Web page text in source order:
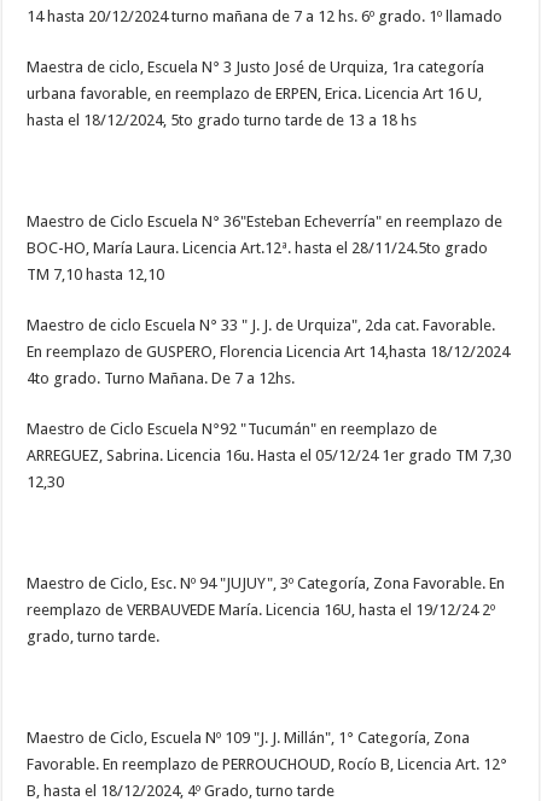
14 hasta 20/12/2024 turno mañana de 7 a 12 hs. 6º grado. 1º llamado
Maestra de ciclo, Escuela N° 3 Justo José de Urquiza, 1ra categoría
urbana favorable, en reemplazo de ERPEN, Erica. Licencia Art 16 U,
hasta el 18/12/2024, 5to grado turno tarde de 13 a 18 hs
Maestro de Ciclo Escuela N° 36"Esteban Echeverría" en reemplazo de
BOC-HO, María Laura. Licencia Art.12ª. hasta el 28/11/24.5to grado
TM 7,10 hasta 12,10
Maestro de ciclo Escuela N° 33 " J. J. de Urquiza", 2da cat. Favorable.
En reemplazo de GUSPERO, Florencia Licencia Art 14,hasta 18/12/2024
4to grado. Turno Mañana. De 7 a 12hs.
Maestro de Ciclo Escuela N°92 "Tucumán" en reemplazo de
ARREGUEZ, Sabrina. Licencia 16u. Hasta el 05/12/24 1er grado TM 7,30
12,30
Maestro de Ciclo, Esc. Nº 94 "JUJUY", 3º Categoría, Zona Favorable. En
reemplazo de VERBAUVEDE María. Licencia 16U, hasta el 19/12/24 2º
grado, turno tarde.
Maestro de Ciclo, Escuela Nº 109 "J. J. Millán", 1° Categoría, Zona
Favorable. En reemplazo de PERROUCHOUD, Rocío B, Licencia Art. 12°
B, hasta el 18/12/2024, 4º Grado, turno tarde